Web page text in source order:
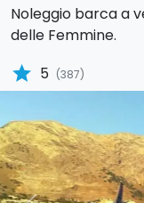
Noleggio barca a
delle Femmine.
star 5 (387)